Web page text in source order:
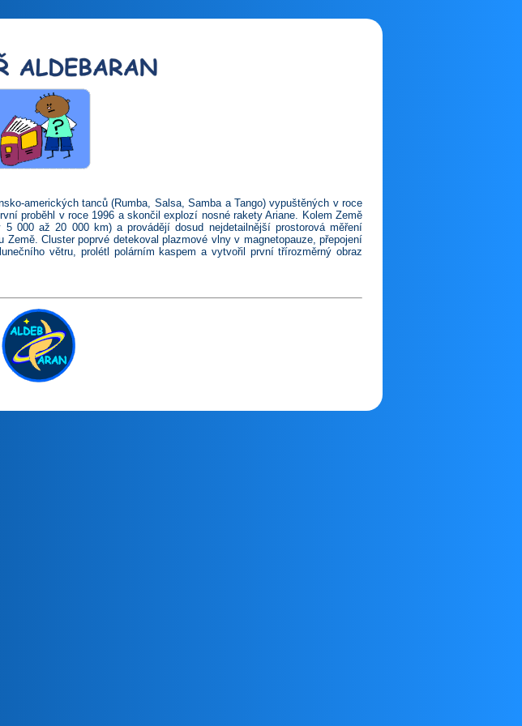
amerických tanců (Rumba, Salsa, Samba a Tango) vypuštěných v roce
proběhl v roce 1996 a skončil explozí nosné rakety Ariane. Kolem Země
000 až 20 000 km) a provádějí dosud nejdetailnější prostorová měření
Cluster poprvé detekoval plazmové vlny v magnetopauze, přepojení
větru, prolétl polárním kaspem a vytvořil první třírozměrný obraz